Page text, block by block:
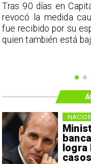
Tras 90 días en
revocó la medida
fue recibido por su
quien también está
casos